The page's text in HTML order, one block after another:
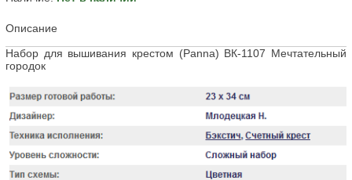
Описание
Набор для вышивания крестом (Panna) ВК-1107 Мечтательный
городок